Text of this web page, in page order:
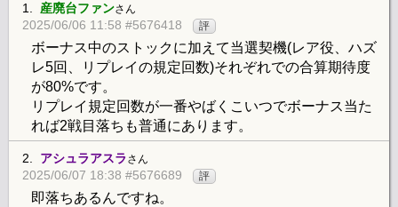
1. 産廃台ファンさん
2025/06/06 11:58 #5676418 評
ボーナス中のストックに加えて当選契機(レア役、ハズ
レ5回、リプレイの規定回数)それぞれでの合算期待度
が80%です。
リプレイ規定回数が一番やばくこいつでボーナス当た
れば2戦目落ちも普通にあります。
2. アシュラアスラさん
2025/06/07 18:38 #5676689 評
即落ちあるんですね。